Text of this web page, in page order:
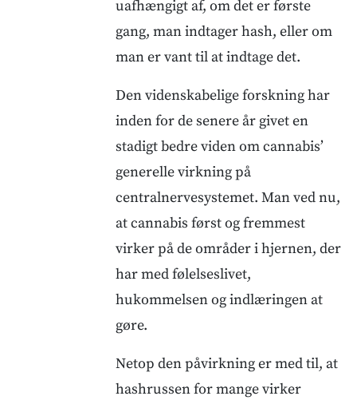
uafhængigt af, om det er første
gang, man indtager hash, eller om
man er vant til at indtage det.
Den videnskabelige forskning har
inden for de senere år givet en
stadigt bedre viden om cannabis’
generelle virkning på
centralnervesystemet. Man ved nu,
at cannabis først og fremmest
virker på de områder i hjernen, der
har med følelseslivet,
hukommelsen og indlæringen at
gøre.
Netop den påvirkning er med til, at
hashrussen for mange virker